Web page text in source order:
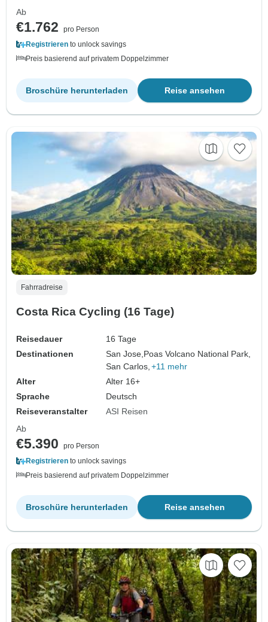
Ab
€1.762
pro Person
Registrieren to unlock savings
Preis basierend auf privatem Doppelzimmer
Reise ansehen
Broschüre herunterladen
Fahrradreise
Costa Rica Cycling (16 Tage)
Reisedauer
16 Tage
Destinationen
San Jose, Poas Volcano National Park,
San Carlos, +11 mehr
Alter
Alter 16+
Sprache
Deutsch
Reiseveranstalter
ASI Reisen
Ab
€5.390
pro Person
Registrieren to unlock savings
Preis basierend auf privatem Doppelzimmer
Reise ansehen
Broschüre herunterladen